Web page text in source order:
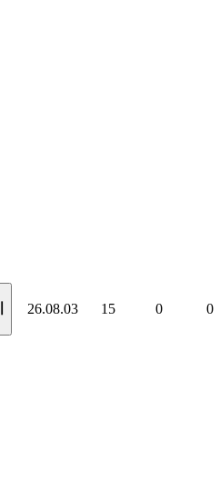
26.08.03 15 0 0